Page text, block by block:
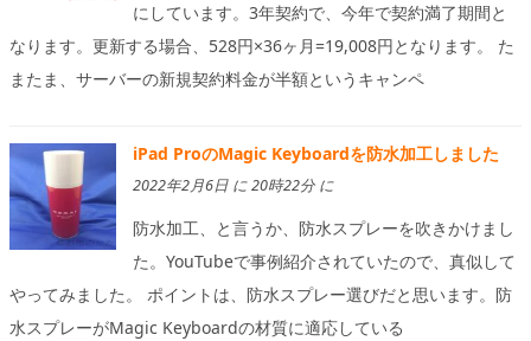
にしています。3年契約で、今年で契約満了期間と
なります。更新する場合、528円×36ヶ月=19,008円となります。 た
またま、サーバーの新規契約料金が半額というキャンペ
iPad ProのMagic Keyboardを防水加工しました
2022年2月6日 に 20時22分 に
防水加工、と言うか、防水スプレーを吹きかけまし
た。YouTubeで事例紹介されていたので、真似して
やってみました。 ポイントは、防水スプレー選びだと思います。防
水スプレーがMagic Keyboardの材質に適応している